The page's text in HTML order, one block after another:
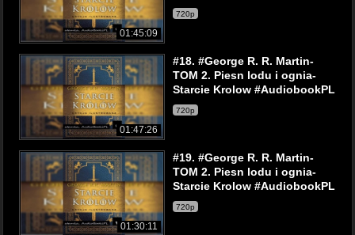
01:45:09
720p
01:47:26
#18. #George R. R. Martin-
TOM 2. Piesn lodu i ognia-
Starcie Krolow #AudiobookPL
720p
01:30:11
#19. #George R. R. Martin-
TOM 2. Piesn lodu i ognia-
Starcie Krolow #AudiobookPL
720p